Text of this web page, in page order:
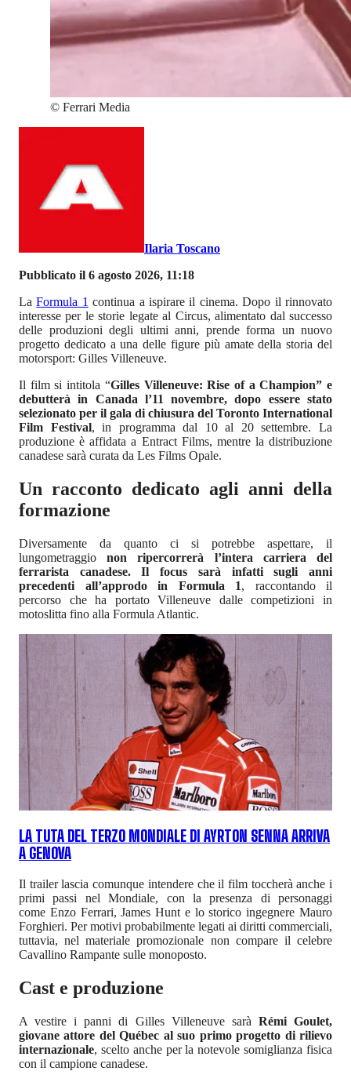
© Ferrari Media
Ilaria Toscano
Pubblicato il 6 agosto 2026, 11:18
LaFormula 1 continua a ispirare il cinema. Dopo il rinnovato
interesse per le storie legate al Circus, alimentato dal successo
delle produzioni degli ultimi anni, prende forma un nuovo
progetto dedicato a una delle figure più amate della storia del
motorsport: Gilles Villeneuve.
Il film si intitola “Gilles Villeneuve: Rise of a Champion” e
debutterà in Canada l’11 novembre, dopo essere stato
selezionato per il gala di chiusura del Toronto International
Film Festival, in programma dal 10 al 20 settembre. La
produzione è affidata a Entract Films, mentre la distribuzione
canadese sarà curata da Les Films Opale.
Un racconto dedicato agli anni della
formazione
Diversamente da quanto ci si potrebbe aspettare, il
lungometraggionon ripercorrerà l’intera carriera del
ferrarista canadese. Il focus sarà infatti sugli anni
precedenti all’approdo in Formula 1, raccontando il
percorso che ha portato Villeneuve dalle competizioni in
motoslitta fino alla Formula Atlantic.
LA TUTA DEL TERZO MONDIALE DI AYRTON SENNA ARRIVA
A GENOVA
Il trailer lascia comunque intendere che il film toccherà anche i
primi passi nel Mondiale, con la presenza di personaggi
come Enzo Ferrari, James Hunt e lo storico ingegnere Mauro
Forghieri. Per motivi probabilmente legati ai diritti commerciali,
tuttavia, nel materiale promozionale non compare il celebre
Cavallino Rampante sulle monoposto.
Cast e produzione
A vestire i panni di Gilles Villeneuve sarà Rémi Goulet,
giovane attore del Québec al suo primo progetto di rilievo
internazionale, scelto anche per la notevole somiglianza fisica
con il campione canadese.